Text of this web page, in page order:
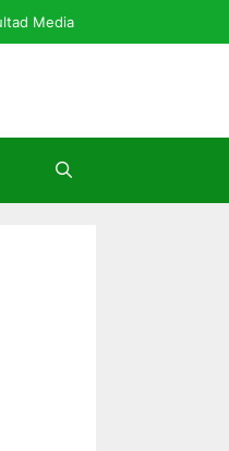
Media